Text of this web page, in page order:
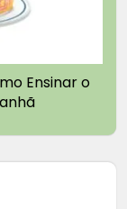
Ensinar o